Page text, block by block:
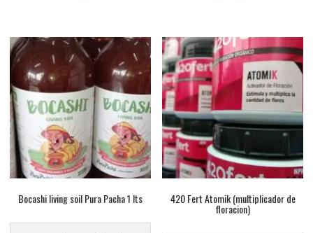
Bocashi living soil Pura Pacha 1 lts 420 Fert Atomik (multiplicador de
floracion)